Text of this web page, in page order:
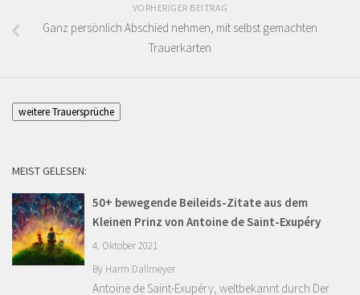
VORHERIGER BEITRAG
Ganz persönlich Abschied nehmen, mit selbst gemachten
Trauerkarten
weitere Trauersprüche
MEIST GELESEN:
50+ bewegende Beileids-Zitate aus dem
Kleinen Prinz von Antoine de Saint-Exupéry
4. Oktober 2021
By Harm Dallmeyer
Antoine de Saint-Exupéry, weltbekannt durch Der